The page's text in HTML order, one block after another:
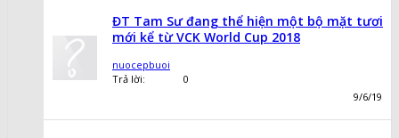
ĐT Tam Sư đang thể hiện một bộ mặt tươi
mới kể từ VCK World Cup 2018
nuocepbuoi
Trả lời:
0
9/6/19